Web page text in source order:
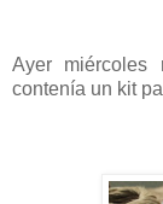
Ayer miércoles
contenía un kit